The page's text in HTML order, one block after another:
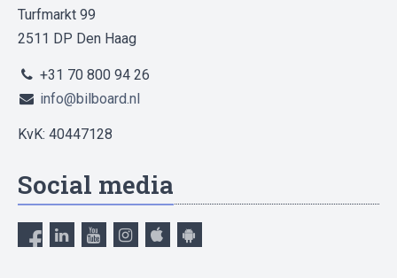
Turfmarkt 99
2511 DP Den Haag
+31 70 800 94 26
info@bilboard.nl
KvK: 40447128
Social media